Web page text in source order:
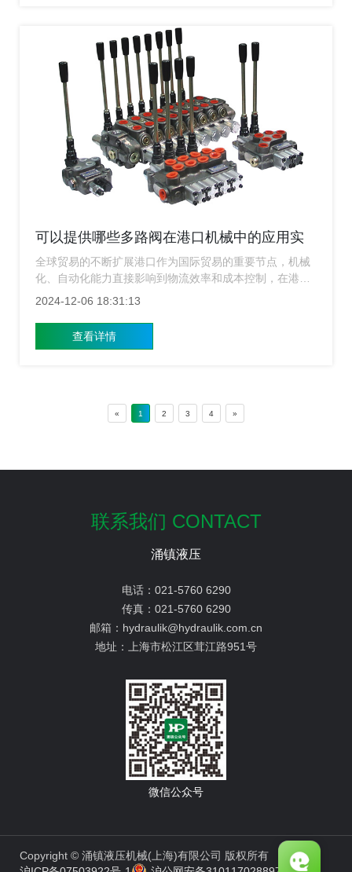
可以提供哪些多路阀在港口机械中的应用实
例？
全球贸易的不断扩展港口作为国际贸易的重要节点，机械
化、自动化能力直接影响到物流效率和成本控制，在港口
机械设备中，液压系统扮演着十分重要的角色，而多路阀
工作效率与稳定性，上海多路阀厂家为您介绍几种多路阀
在港口机械中的具体应用实例，主要为行业内的技术选型
2024-12-06 18:31:13
查看详情
« 1 2 3 4 »
联系我们 CONTACT
涌镇液压
电话： 021-5760 6290
传真： 021-5760 6290
邮箱： hydraulik@hydraulik.com.cn
地址： 上海市松江区茸江路951号
微信公众号
Copyright © 涌镇液压机械(上海)有限公司 版权所有